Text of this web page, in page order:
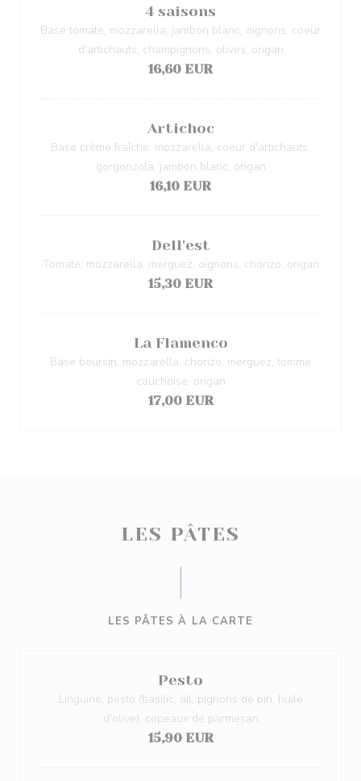
4 saisons
Base tomate, mozzarella, jambon blanc, oignons, coeur
d'artichauts, champignons, olives, origan
16,60 EUR
Artichoc
Base crème fraîche, mozzarella, coeur d'artichauts,
gorgonzola, jambon blanc, origan
16,10 EUR
Dell'est
Tomate, mozzarella, merguez, oignons, chorizo, origan
15,30 EUR
La Flamenco
Base boursin, mozzarella, chorizo, merguez, tomme
cauchoise, origan
17,00 EUR
LES PÂTES
LES PÂTES À LA CARTE
Pesto
Linguine, pesto (basilic, ail, pignons de pin, huile
d'olive), copeaux de parmesan
15,90 EUR